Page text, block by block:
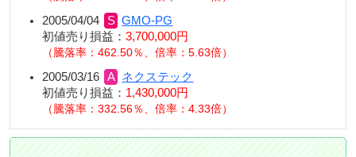
2005/04/04
GMO-PG
初値売り損益： 3,700,000円
騰落率：462.50％、倍率：5.63倍
2005/03/16
ネクステック
初値売り損益： 1,430,000円
騰落率：332.56％、倍率：4.33倍